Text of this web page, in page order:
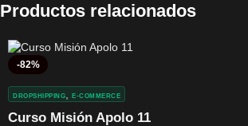
Productos relacionados
-82%
Curso Misión Apolo 11
DROPSHIPPING E-COMMERCE